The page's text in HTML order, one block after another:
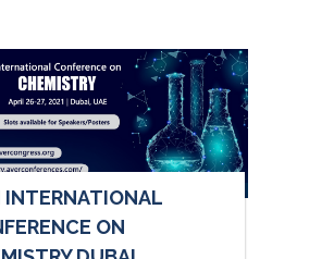
ON